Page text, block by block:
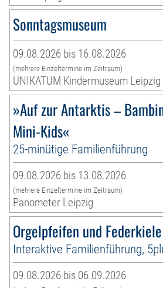
Sonntagsmuseum
09.08.2026 bis 16.08.2026
(mehrere Einzeltermine im Zeitraum)
UNIKATUM Kindermuseum Leipzig
»Auf zur Antarktis –
Mini-Kids«
25-minütige Familienführung
09.08.2026 bis 13.08.2026
(mehrere Einzeltermine im Zeitraum)
Panometer Leipzig
Orgelpfeifen und Federkiele
Interaktive Familienführung,
09.08.2026 bis 06.09.2026